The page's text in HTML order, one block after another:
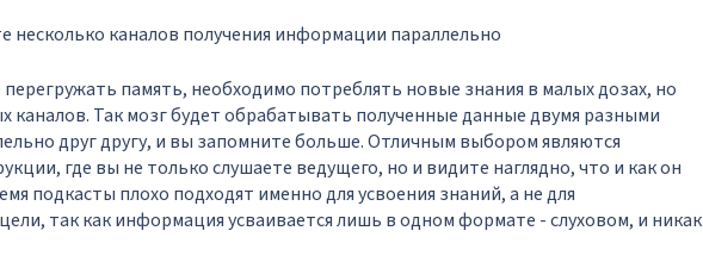
несколько каналов получения информации параллельно
память, необходимо потреблять новые знания в малых дозах, но
каналов. Так мозг будет обрабатывать полученные данные двумя разными
друг другу, и вы запомните больше. Отличным выбором являются
где вы не только слушаете ведущего, но и видите наглядно, что и как он
подкасты плохо подходят именно для усвоения знаний, а не для
так как информация усваивается лишь в одном формате - слуховом, и никак